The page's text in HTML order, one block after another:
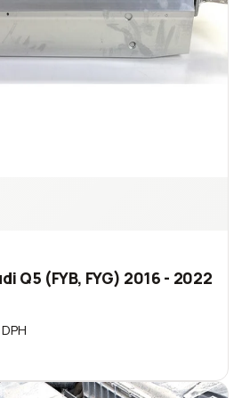
Q5 (FYB, FYG) 2016 - 2022